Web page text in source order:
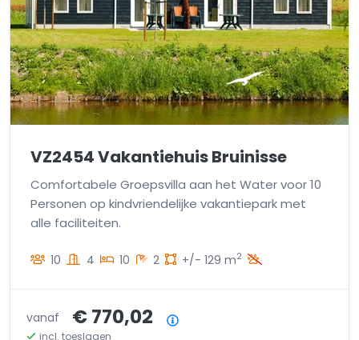
VZ2454 Vakantiehuis Bruinisse
Comfortabele Groepsvilla aan het Water voor 10
Personen op kindvriendelijke vakantiepark met
alle faciliteiten.
10 4 10 2 +/- 129 m2
vanaf € 770,02
incl. toeslagen